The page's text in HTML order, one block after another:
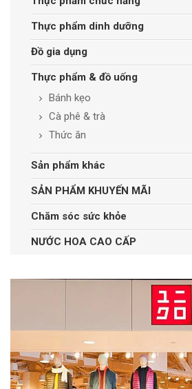
Thực phẩm dinh dưỡng
Đồ gia dụng
Thực phẩm & đồ uống
Bánh kẹo
Cà phê & trà
Thức ăn
Sản phẩm khác
SẢN PHẨM KHUYẾN MÃI
Chăm sóc sức khỏe
NƯỚC HOA CAO CẤP